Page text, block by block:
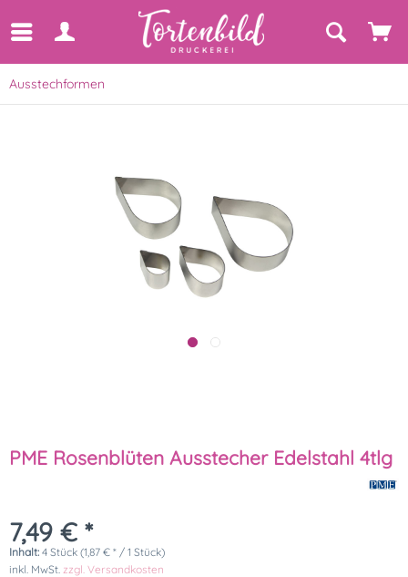
Ausstechformen
PME Rosenblüten Ausstecher Edelstahl 4tlg
7,49 € *
Inhalt: 4 Stück (1,87 € * / 1 Stück)
inkl. MwSt. zzgl. Versandkosten